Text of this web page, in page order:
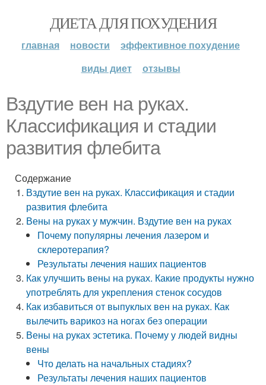
ДИЕТА ДЛЯ ПОХУДЕНИЯ
главная новости
эффективное похудение
виды диет
отзывы
Вздутие вен на руках.
Классификация и стадии
развития флебита
Содержание
Вздутие вен на руках. Классификация и стадии
развития флебита
Вены на руках у мужчин. Вздутие вен на руках
Почему популярны лечения лазером и
склеротерапия?
Результаты лечения наших пациентов
Как улучшить вены на руках. Какие продукты нужно
употреблять для укрепления стенок сосудов
Как избавиться от выпуклых вен на руках. Как
вылечить варикоз на ногах без операции
Вены на руках эстетика. Почему у людей видны
вены
Что делать на начальных стадиях?
Результаты лечения наших пациентов